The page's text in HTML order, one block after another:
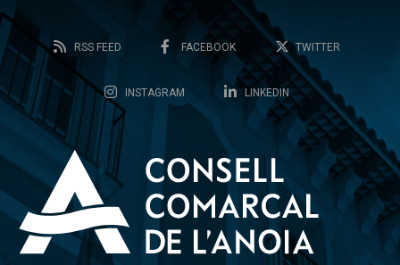
RSS FEED FACEBOOK TWITTER
INSTAGRAM LINKEDIN